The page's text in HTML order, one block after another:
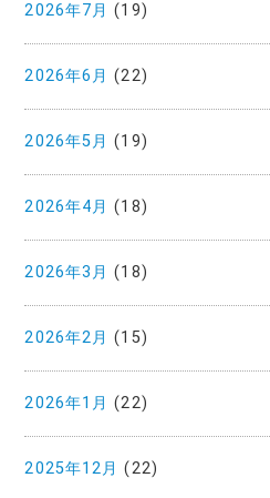
2026年7月 (19)
2026年6月 (22)
2026年5月 (19)
2026年4月 (18)
2026年3月 (18)
2026年2月 (15)
2026年1月 (22)
2025年12月 (22)